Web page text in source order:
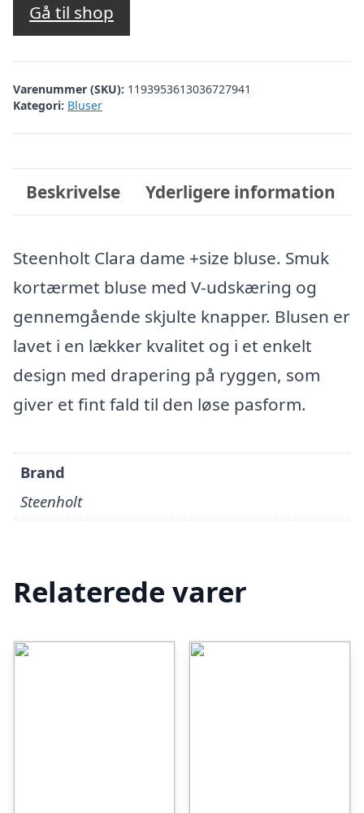
Gå til shop
Varenummer (SKU): 1193953613036727941
Kategori: Bluser
Beskrivelse Yderligere information
Steenholt Clara dame +size bluse. Smuk
kortærmet bluse med V-udskæring og
gennemgående skjulte knapper. Blusen er
lavet i en lækker kvalitet og i et enkelt
design med drapering på ryggen, som
giver et fint fald til den løse pasform.
Brand
Steenholt
Relaterede varer